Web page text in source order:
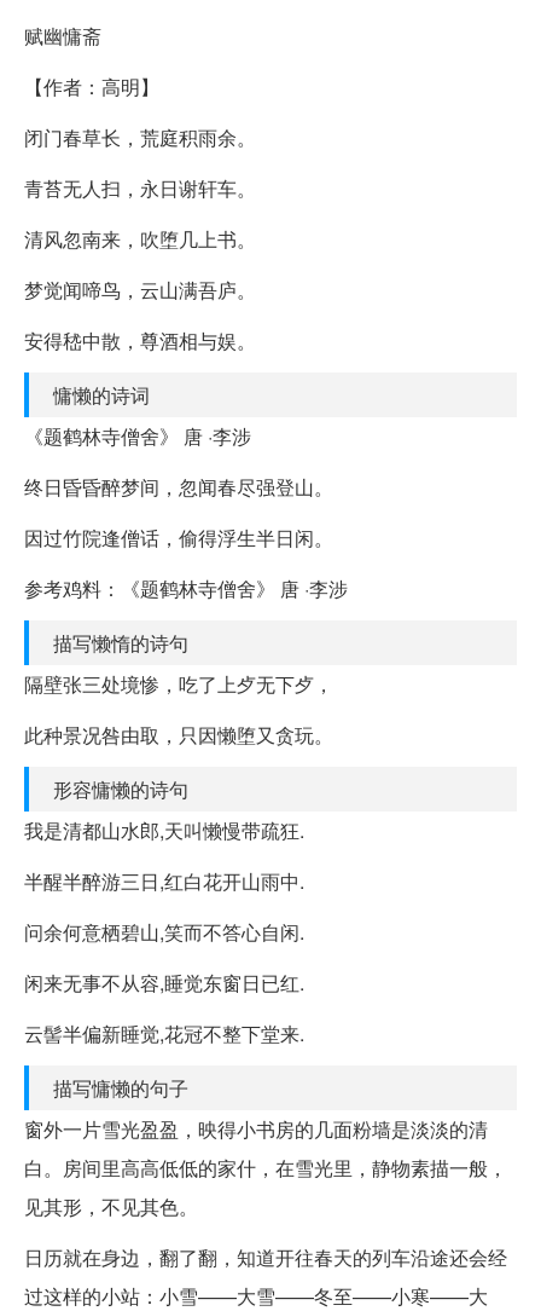
赋幽慵斋
【作者：高明】
闭门春草长，荒庭积雨余。
青苔无人扫，永日谢轩车。
清风忽南来，吹堕几上书。
梦觉闻啼鸟，云山满吾庐。
安得嵇中散，尊酒相与娱。
慵懒的诗词
《题鹤林寺僧舍》 唐 ·李涉
终日昏昏醉梦间，忽闻春尽强登山。
因过竹院逢僧话，偷得浮生半日闲。
参考鸡料：《题鹤林寺僧舍》 唐 ·李涉
描写懒惰的诗句
隔壁张三处境惨，吃了上歺无下歺，
此种景况咎由取，只因懒堕又贪玩。
形容慵懒的诗句
我是清都山水郎,天叫懒慢带疏狂.
半醒半醉游三日,红白花开山雨中.
问余何意栖碧山,笑而不答心自闲.
闲来无事不从容,睡觉东窗日已红.
云髻半偏新睡觉,花冠不整下堂来.
描写慵懒的句子
窗外一片雪光盈盈，映得小书房的几面粉墙是淡淡的清
白。房间里高高低低的家什，在雪光里，静物素描一般，
见其形，不见其色。
日历就在身边，翻了翻，知道开往春天的列车沿途还会经
过这样的小站：小雪——大雪——冬至——小寒——大